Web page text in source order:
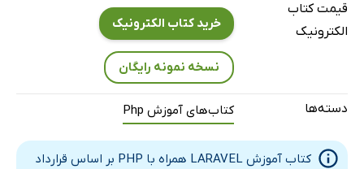
قیمت کتاب
الکترونیک
خرید کتاب الکترونیک
نسخه نمونه رایگان
دسته‌ها کتاب‌های آموزش Php
کتاب آموزش LARAVEL همراه با PHP بر اساس قرارداد